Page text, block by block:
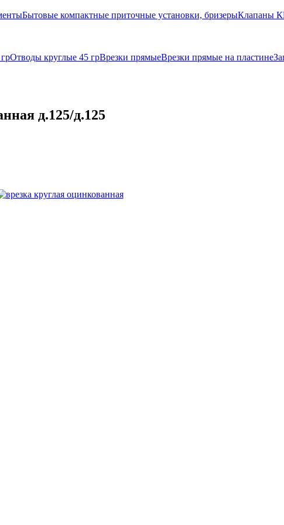
Бытовые компактные приточные установки, бризерыКлапаны
Отводы круглые 45 грВрезки прямыеВрезки прямые на пластине
д.125/д.125